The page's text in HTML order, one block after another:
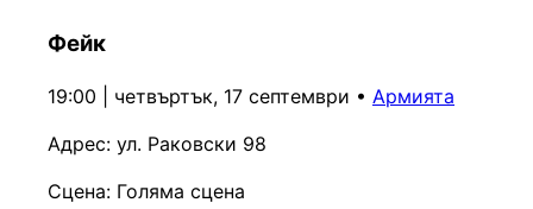
Фейк
19:00 | четвъртък, 17 септември • Армията
Адрес: ул. Раковски 98
Сцена: Голяма сцена